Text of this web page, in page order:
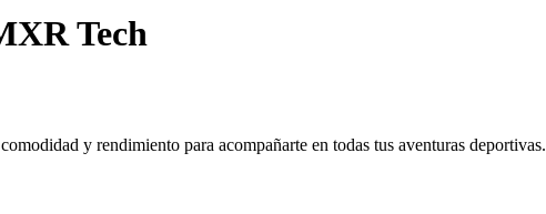
Tech
y rendimiento para acompañarte en todas tus aventuras deportivas.